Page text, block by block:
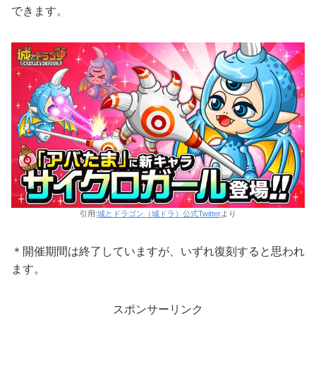
できます。
引用:城とドラゴン（城ドラ）公式Twitterより
＊開催期間は終了していますが、いずれ復刻すると思われ
ます。
スポンサーリンク